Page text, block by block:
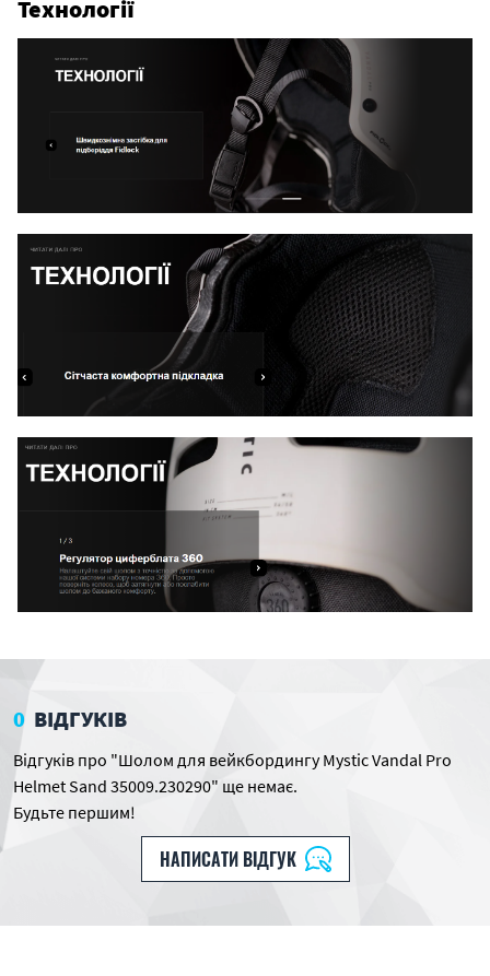
Технології
0 ВІДГУКІВ
Відгуків про "Шолом для вейкбордингу Mystic Vandal Pro
Helmet Sand 35009.230290" ще немає.
Будьте першим!
НАПИСАТИ ВІДГУК